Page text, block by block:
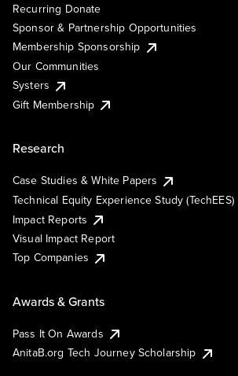
Recurring Donate
Sponsor & Partnership Opportunities
Membership Sponsorship
Our Communities
Systers
Gift Membership
Research
Case Studies & White Papers
Technical Equity Experience Study (TechEES)
Impact Reports
Visual Impact Report
Top Companies
Awards & Grants
Pass It On Awards
AnitaB.org Tech Journey Scholarship